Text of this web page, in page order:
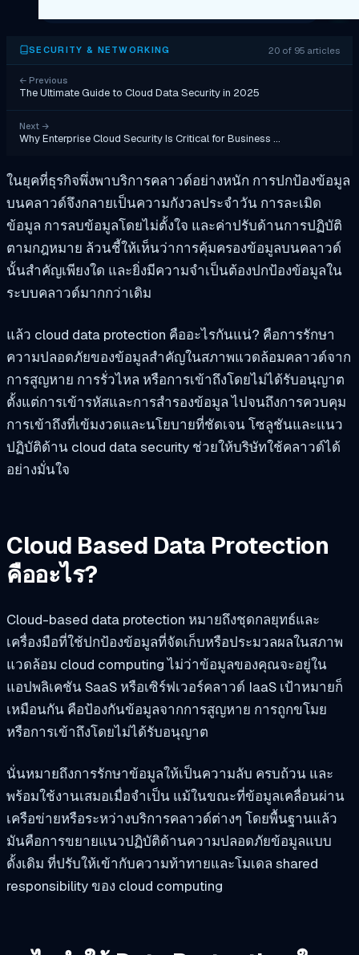
SECURITY & NETWORKING 20 of 95 articles
← Previous
The Ultimate Guide to Cloud Data Security in 2025
Next →
Why Enterprise Cloud Security Is Critical for Business …
ในยุคที่ธุรกิจพึ่งพาบริการคลาวด์อย่างหนัก การปกป้องข้อมูล
บนคลาวด์จึงกลายเป็นความกังวลประจำวัน การละเมิด
ข้อมูล การลบข้อมูลโดยไม่ตั้งใจ และค่าปรับด้านการปฏิบัติ
ตามกฎหมาย ล้วนชี้ให้เห็นว่าการคุ้มครองข้อมูลบนคลาวด์
นั้นสำคัญเพียงใด และยิ่งมีความจำเป็นต้องปกป้องข้อมูลใน
ระบบคลาวด์มากกว่าเดิม
แล้ว cloud data protection คืออะไรกันแน่? คือการรักษา
ความปลอดภัยของข้อมูลสำคัญในสภาพแวดล้อมคลาวด์จาก
การสูญหาย การรั่วไหล หรือการเข้าถึงโดยไม่ได้รับอนุญาต
ตั้งแต่การเข้ารหัสและการสำรองข้อมูล ไปจนถึงการควบคุม
การเข้าถึงที่เข้มงวดและนโยบายที่ชัดเจน โซลูชันและแนว
ปฏิบัติด้าน cloud data security ช่วยให้บริษัทใช้คลาวด์ได้
อย่างมั่นใจ
Cloud Based Data Protection
คืออะไร?
Cloud-based data protection หมายถึงชุดกลยุทธ์และ
เครื่องมือที่ใช้ปกป้องข้อมูลที่จัดเก็บหรือประมวลผลในสภาพ
แวดล้อม cloud computing ไม่ว่าข้อมูลของคุณจะอยู่ใน
แอปพลิเคชัน SaaS หรือเซิร์ฟเวอร์คลาวด์ IaaS เป้าหมายก็
เหมือนกัน คือป้องกันข้อมูลจากการสูญหาย การถูกขโมย
หรือการเข้าถึงโดยไม่ได้รับอนุญาต
นั่นหมายถึงการรักษาข้อมูลให้เป็นความลับ ครบถ้วน และ
พร้อมใช้งานเสมอเมื่อจำเป็น แม้ในขณะที่ข้อมูลเคลื่อนผ่าน
เครือข่ายหรือระหว่างบริการคลาวด์ต่างๆ โดยพื้นฐานแล้ว
มันคือการขยายแนวปฏิบัติด้านความปลอดภัยข้อมูลแบบ
ดั้งเดิม ที่ปรับให้เข้ากับความท้าทายและโมเดล shared
responsibility ของ cloud computing